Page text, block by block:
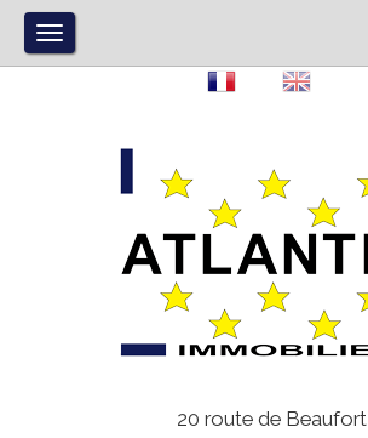
20 route de Beaufort